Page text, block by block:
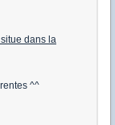
dans la
^^